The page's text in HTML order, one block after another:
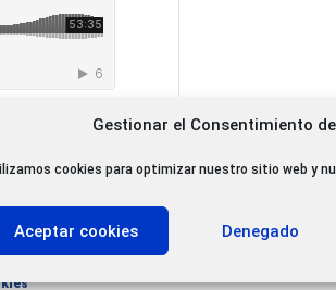
Gestionar el Consentimiento
cookies para optimizar nuestro sitio web y
Aceptar cookies Denegado
11.000 oyentes diarios
11.000 Gracias